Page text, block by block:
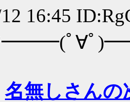
16:45
ﾀ━━━(ﾟ∀ﾟ
名無しさんの